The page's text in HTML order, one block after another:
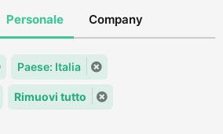
Personale Company
Paese: Italia
Rimuovi tutto